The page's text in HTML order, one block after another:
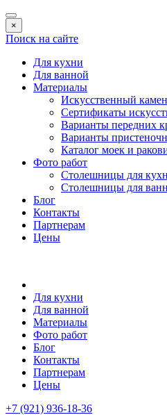
×
Поиск на сайте
Для кухни
Для ванной
Материалы
Искусственный
Сертификаты
Варианты передних
Варианты
Каталог моек и
Фото работ
Столешницы для
Столешницы для
Блог
Контакты
Партнерам
Цены
Для кухни
Для ванной
Материалы
Фото работ
Блог
Контакты
Партнерам
Цены
+7 (921) 936-18-36